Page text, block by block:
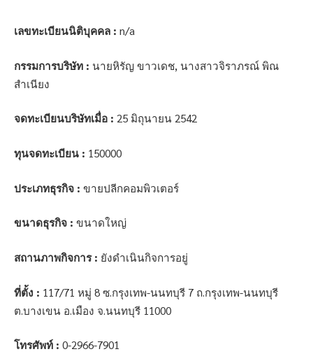
เลขทะเบียนนิติบุคคล : n/a
กรรมการบริษัท : นายหิรัญ ขาวเดช, นางสาวจิราภรณ์ พิณ
สำเนียง
จดทะเบียนบริษัทเมื่อ : 25 มิถุนายน 2542
ทุนจดทะเบียน : 150000
ประเภทธุรกิจ : ขายปลีกคอมพิวเตอร์
ขนาดธุรกิจ : ขนาดใหญ่
สถานภาพกิจการ : ยังดำเนินกิจการอยู่
ที่ตั้ง : 117/71 หมู่ 8 ซ.กรุงเทพ-นนทบุรี 7 ถ.กรุงเทพ-นนทบุรี
ต.บางเขน อ.เมือง จ.นนทบุรี 11000
โทรศัพท์ : 0-2966-7901